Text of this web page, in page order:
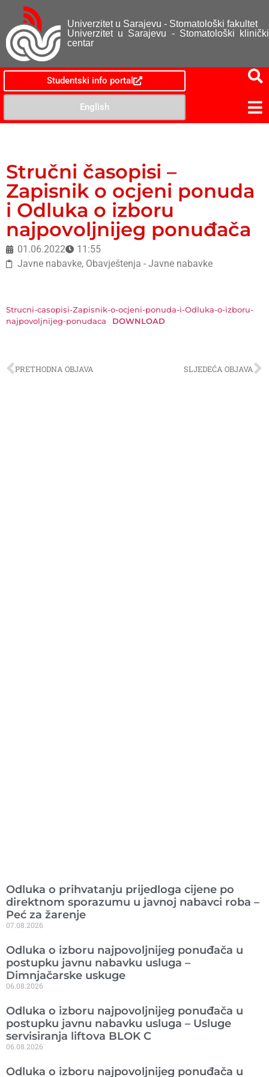
Univerzitet u Sarajevu - Stomatološki fakultet
Univerzitet u Sarajevu - Stomatološki klinički
centar
Studentski info portal
English
Stručni časopisi –
Zapisnik o ocjeni ponuda
i Odluka o izboru
najpovoljnijeg ponuđača
01.06.2022
11:55
Javne nabavke, Obavještenja - Javne nabavke
Strucni-casopisi-Zapisnik-o-ocjeni-ponuda-i-Odluka-o-izboru-
najpovoljnijeg-ponudaca
DOWNLOAD
PRETHODNA OBJAVA SLJEDEĆA OBJAVA
Odluka o prihvatanju prijedloga cijene po
direktnom sporazumu u javnoj nabavci roba –
Peć za žarenje
07.08.2026
Odluka o izboru najpovoljnijeg ponuđača u
postupku javnu nabavku usluga –
Dimnjačarske uskuge
06.08.2026
Odluka o izboru najpovoljnijeg ponuđača u
postupku javnu nabavku usluga – Usluge
servisiranja liftova BLOK C
06.08.2026
Odluka o izboru najpovoljnijeg ponuđača u